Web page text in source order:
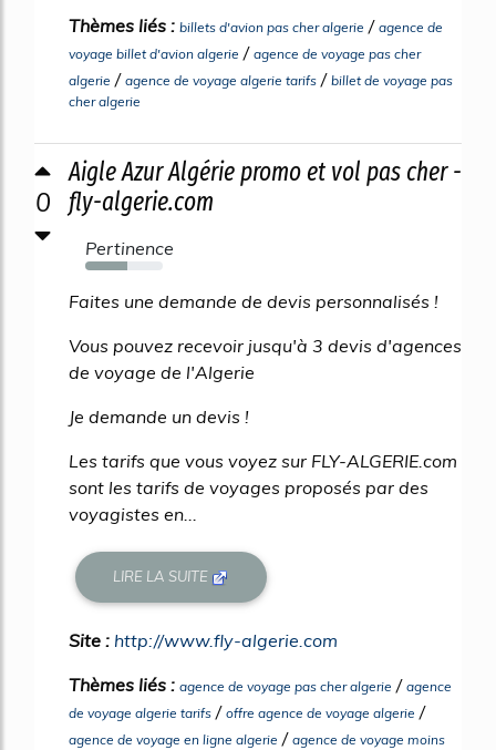
Thèmes liés : billets d'avion pas cher algerie / agence de
voyage billet d'avion algerie / agence de voyage pas cher
algerie / agence de voyage algerie tarifs / billet de voyage pas
cher algerie
0
Aigle Azur Algérie promo et vol pas cher -
fly-algerie.com
Pertinence
54%
Faites une demande de devis personnalisés !
Vous pouvez recevoir jusqu'à 3 devis d'agences
de voyage de l'Algerie
Je demande un devis !
Les tarifs que vous voyez sur FLY-ALGERIE.com
sont les tarifs de voyages proposés par des
voyagistes en...
LIRE LA SUITE
Site : http://www.fly-algerie.com
Thèmes liés : agence de voyage pas cher algerie / agence
de voyage algerie tarifs / offre agence de voyage algerie /
agence de voyage en ligne algerie / agence de voyage moins